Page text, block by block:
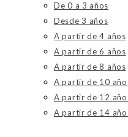
De 0 a 3 años
Desde 3 años
A partir de 4 años
A partir de 6 años
A partir de 8 años
A partir de 10
A partir de 12
A partir de 14